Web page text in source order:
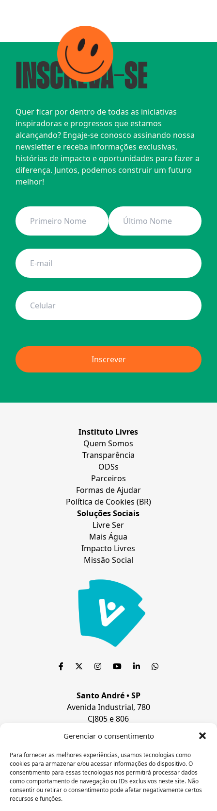
Gerenciar o consentimento
Para fornecer as melhores experiências, usamos tecnologias como
cookies para armazenar e/ou acessar informações do dispositivo. O
consentimento para essas tecnologias nos permitirá processar dados
como comportamento de navegação ou IDs exclusivos neste site. Não
consentir ou retirar o consentimento pode afetar negativamente certos
recursos e funções.
INSCREVA-SE
Quer ficar por dentro de todas as iniciativas
inspiradoras e progressos que estamos
alcançando? Engaje-se conosco assinando nossa
newsletter e receba informações exclusivas,
histórias de impacto e oportunidades para fazer a
diferença. Juntos, podemos construir um futuro
melhor!
Instituto Livres
Quem Somos
Transparência
ODSs
Parceiros
Formas de Ajudar
Política de Cookies (BR)
Soluções Sociais
Livre Ser
Mais Água
Impacto Livres
Missão Social
Santo André • SP
Avenida Industrial, 780
CJ805 e 806
Santo André, SP
CEP 09.080-510
Paulistana • PI
Rua José Amorim
COHAB 64750—000